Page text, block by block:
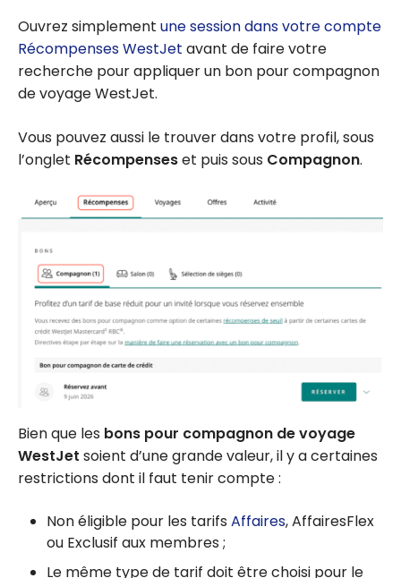
Ouvrez simplement une session dans votre compte
Récompenses WestJet avant de faire votre
recherche pour appliquer un bon pour compagnon
de voyage WestJet.
Vous pouvez aussi le trouver dans votre profil, sous
l’onglet Récompenseset puis sous Compagnon.
Bien que les bons pour compagnon de voyage
WestJet soient d’une grande valeur, il y a certaines
restrictions dont il faut tenir compte :
Non éligible pour les tarifs Affaires, AffairesFlex
ou Exclusif aux membres ;
Le même type de tarif doit être choisi pour le